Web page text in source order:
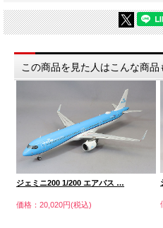
この商品を見た人はこんな商品
ジェミニ200 1/200 エアバス …
価格：20,020円(税込)